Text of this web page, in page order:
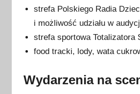
strefa Polskiego Radia
i możliwość udziału w
strefa sportowa Totalizatora
food tracki, lody, wata
Wydarzenia na